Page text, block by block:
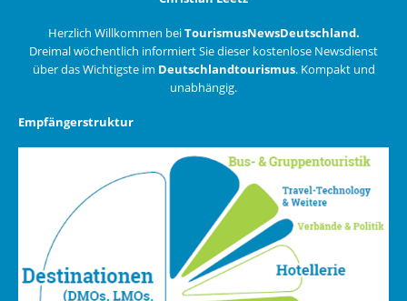
Herzlich Willkommen beiTourismusNewsDeutschland.
Dreimal wöchentlich informiert Sie dieser kostenlose Newsdienst
über das Wichtigste im Deutschlandtourismus. Kompakt und
unabhängig.
Empfängerstruktur